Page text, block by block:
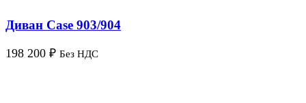
Диван Case 903/904
198 200 ₽ Без НДС